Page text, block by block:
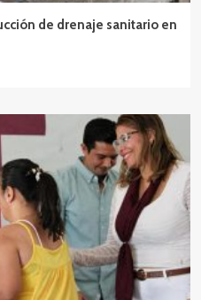
de drenaje sanitario en